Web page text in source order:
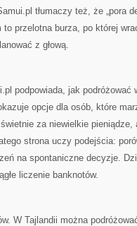
tłumaczy też, że „pora
przelotna burza, po której
z głową.
podpowiada, jak podróżować
opcje dla osób, które
za niewielkie
strona uczy podejścia:
na spontaniczne decyzje.
liczenie banknotów.
W Tajlandii można